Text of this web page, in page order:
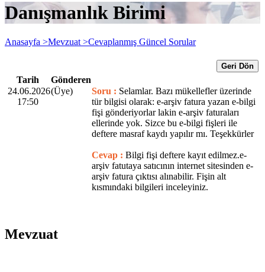
Danışmanlık Birimi
Anasayfa >Mevzuat >Cevaplanmış Güncel Sorular
Geri Dön
Tarih
Gönderen
24.06.2026
17:50
(Üye) Soru : Selamlar. Bazı mükellefler üzerinde
tür bilgisi olarak: e-arşiv fatura yazan e-bilgi
fişi gönderiyorlar lakin e-arşiv faturaları
ellerinde yok. Sizce bu e-bilgi fişleri ile
deftere masraf kaydı yapılır mı. Teşekkürler
Cevap : Bilgi fişi deftere kayıt edilmez.e-
arşiv fatutaya satıcının internet sitesinden e-
arşiv fatura çıktısı alınabilir. Fişin alt
kısmındaki bilgileri inceleyiniz.
Mevzuat